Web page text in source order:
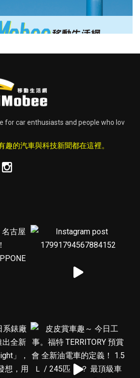
for car enthusiasts and people who lov
趣的汽車與科技新聞都在這裡。